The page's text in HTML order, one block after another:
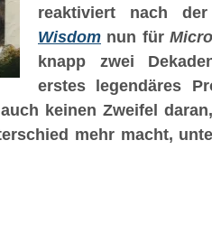
reaktiviert nach
Wisdom nun für
knapp zwei
erstes legendäres
keinen Zweifel
mehr macht,